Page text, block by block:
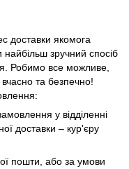
доставки якомога
зручний спосіб
Робимо все можливе,
та безпечно!
у відділенні
доставки – кур'єру
пошти, або за умови